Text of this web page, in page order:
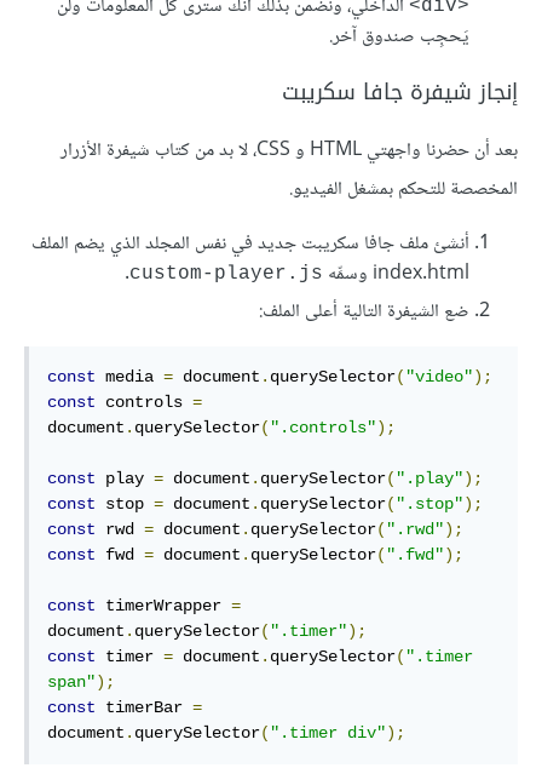
<div>
الداخلي، ونضمن بذلك أنك سترى كل المعلومات ولن
يَحجِب صندوق آخر.
إنجاز شيفرة جافا سكريبت
بعد أن حضرنا واجهتي HTML و CSS، لا بد من كتاب شيفرة اﻷزرار
المخصصة للتحكم بمشغل الفيديو.
أنشئ ملف جافا سكريبت جديد في نفس المجلد الذي يضم الملف
index.html وسمِّه
custom-player.js
.
ضع الشيفرة التالية أعلى الملف:
const media = document . querySelector( "video");
const controls =
document . querySelector( ".controls");
const play = document . querySelector( ".play");
const stop = document . querySelector( ".stop");
const rwd = document . querySelector( ".rwd");
const fwd = document . querySelector( ".fwd");
const timerWrapper =
document . querySelector( ".timer");
const timer = document . querySelector( ".timer
span");
const timerBar =
document . querySelector( ".timer div");